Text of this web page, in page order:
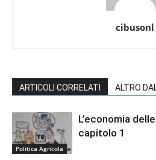
cibusonl
ARTICOLI CORRELATI ALTRO
Politica Agricola
L’economia
capitolo 1